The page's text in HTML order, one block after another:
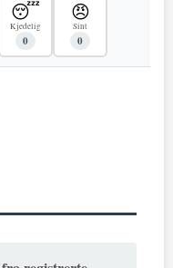
😴
Kjedelig
0
😠
Sint
0